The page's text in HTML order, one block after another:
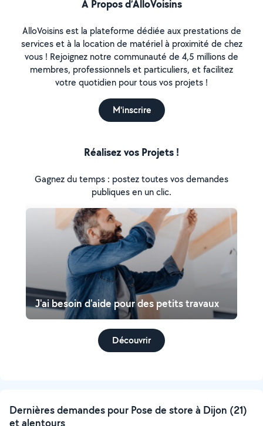
À Propos d’AlloVoisins
AlloVoisins est la plateforme dédiée aux prestations de
services et à la location de matériel à proximité de chez
vous ! Rejoignez notre communauté de 4,5 millions de
membres, professionnels et particuliers, et facilitez
votre quotidien pour tous vos projets !
M'inscrire
Réalisez vos Projets !
Gagnez du temps : postez toutes vos demandes
publiques en un clic.
J'ai besoin d'aide pour des petits travaux
Découvrir
Dernières demandes pour Pose de store à Dijon (21)
et alentours